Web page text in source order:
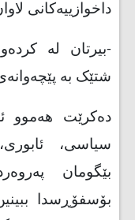
داخوازییەکانی
-بیرتان لە
شتێک بە
دەکرێت هەموو
سیاسی،
بێگومان
بۆسفۆڕسدا